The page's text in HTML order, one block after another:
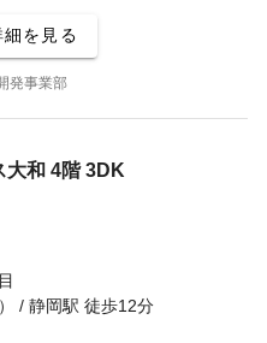
細を見る
発事業部
大和 4階 3DK
/ 静岡駅 徒歩12分